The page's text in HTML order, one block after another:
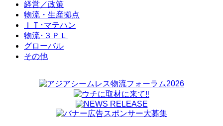
経営／政策
物流・生産拠点
ＩＴ･マテハン
物流･３ＰＬ
グローバル
その他